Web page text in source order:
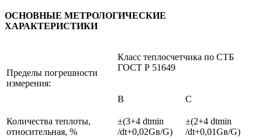
ОСНОВНЫЕ МЕТРОЛОГИЧЕСКИЕ
ХАРАКТЕРИСТИКИ
Пределы погрешности
измерения:
Класс теплосчетчика по СТБ
ГОСТ Р 51649
В С
Количества теплоты,
относительная, %
±(3+4 dtmin
/dt+0,02Gв/G)
±(2+4 dtmin
/dt+0,01Gв/G)